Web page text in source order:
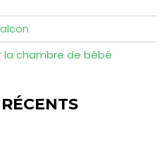
la chambre de bébé